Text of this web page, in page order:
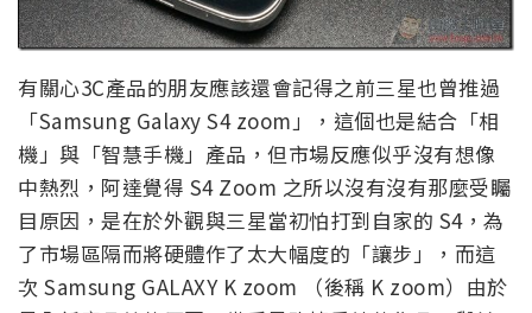
有關心3C產品的朋友應該還會記得之前三星也曾推過
「Samsung Galaxy S4 zoom」，這個也是結合「相
機」與「智慧手機」產品，但市場反應似乎沒有想像
中熱烈，阿達覺得 S4 Zoom 之所以沒有沒有那麼受矚
目原因，是在於外觀與三星當初怕打到自家的 S4，為
了市場區隔而將硬體作了太大幅度的「讓步」，而這
次 Samsung GALAXY K zoom （後稱 K zoom）由於